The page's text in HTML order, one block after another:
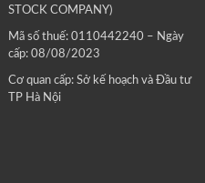
STOCK COMPANY)
Mã số thuế: 0110442240 – Ngày
cấp: 08/08/2023
Cơ quan cấp: Sở kế hoạch và Đầu tư
TP Hà Nội